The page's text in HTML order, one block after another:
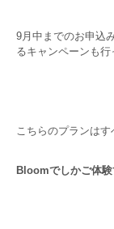
9月中までのお申込
るキャンペーンも行
こちらのプランはす
Bloomでしかご体